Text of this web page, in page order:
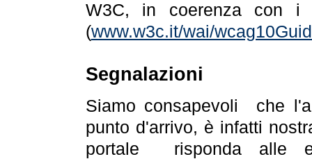
W3C, in coerenza con i
(www.w3c.it/wai/
Segnalazioni
Siamo consapevoli che
punto d'arrivo, è infatti
portale risponda alle